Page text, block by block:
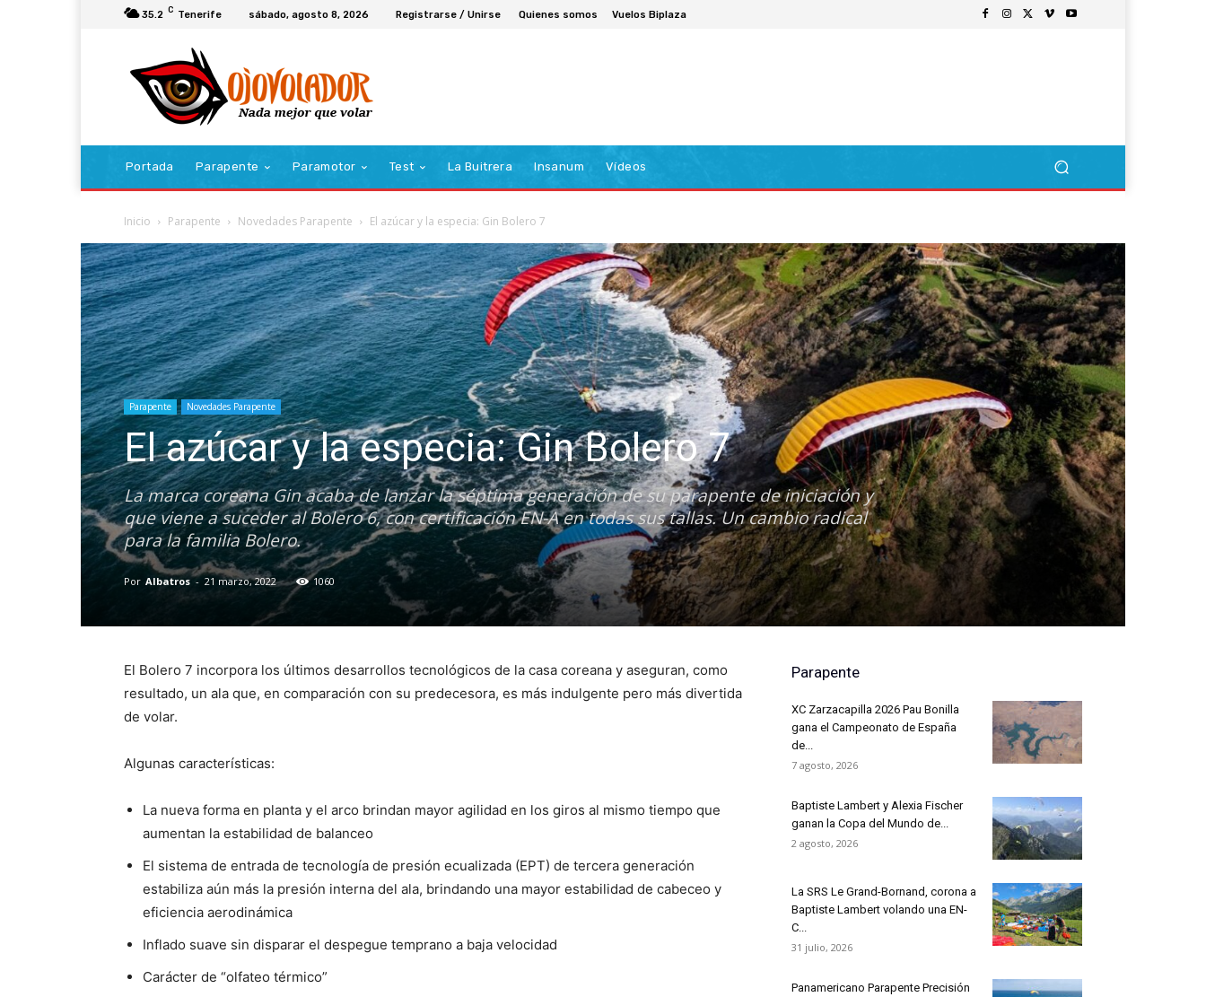
35.2 C Tenerife sábado, agosto 8, 2026 Registrarse / Unirse Quienes somos Vuelos Biplaza
Portada Parapente Paramotor Test La Buitrera Insanum Vídeos
Inicio Parapente Novedades Parapente El azúcar y la especia: Gin Bolero 7
Parapente Novedades Parapente
El azúcar y la especia: Gin Bolero 7
La marca coreana Gin acaba de lanzar la séptima generación de su parapente de iniciación y
que viene a suceder al Bolero 6, con certificación EN-A en todas sus tallas. Un cambio radical
para la familia Bolero.
Por Albatros - 21 marzo, 2022 1060
El Bolero 7 incorpora los últimos desarrollos tecnológicos de la casa coreana y aseguran, como
resultado, un ala que, en comparación con su predecesora, es más indulgente pero más divertida
de volar.
Algunas características:
La nueva forma en planta y el arco brindan mayor agilidad en los giros al mismo tiempo que
aumentan la estabilidad de balanceo
El sistema de entrada de tecnología de presión ecualizada (EPT) de tercera generación
estabiliza aún más la presión interna del ala, brindando una mayor estabilidad de cabeceo y
eficiencia aerodinámica
Inflado suave sin disparar el despegue temprano a baja velocidad
Carácter de “olfateo térmico”
Parapente
XC Zarzacapilla 2026 Pau Bonilla
gana el Campeonato de España
de...
7 agosto, 2026
Baptiste Lambert y Alexia Fischer
ganan la Copa del Mundo de...
2 agosto, 2026
La SRS Le Grand-Bornand, corona a
Baptiste Lambert volando una EN-
C...
31 julio, 2026
Panamericano Parapente Precisión